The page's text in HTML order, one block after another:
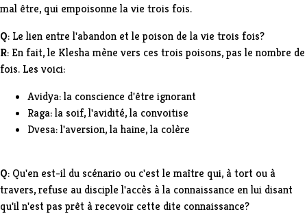
mal être, qui empoisonne la vie trois fois.
Q: Le lien entre l'abandon et le poison de la vie trois fois?
R: En fait, le Klesha mène vers ces trois poisons, pas le nombre de
fois. Les voici:
Avidya: la conscience d'être ignorant
Raga: la soif, l'avidité, la convoitise
Dvesa: l'aversion, la haine, la colère
Q: Qu'en est-il du scénario ou c'est le maître qui, à tort ou à
travers, refuse au disciple l'accès à la connaissance en lui disant
qu'il n'est pas prêt à recevoir cette dite connaissance?